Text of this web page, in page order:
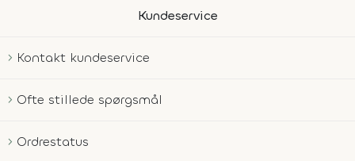
Kundeservice
Kontakt kundeservice
Ofte stillede spørgsmål
Ordrestatus